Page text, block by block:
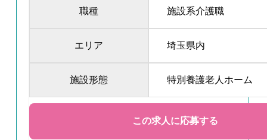
職種 施設系介護職
エリア 埼玉県内
施設形態 特別養護老人ホーム